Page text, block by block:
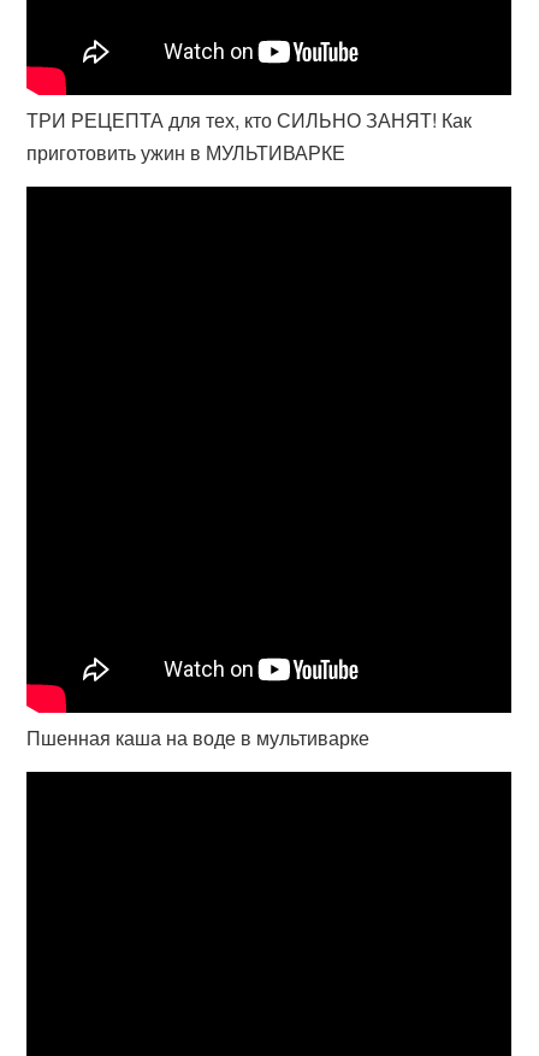
ТРИ РЕЦЕПТА для тех, кто СИЛЬНО ЗАНЯТ! Как
приготовить ужин в МУЛЬТИВАРКЕ
Пшенная каша на воде в мультиварке